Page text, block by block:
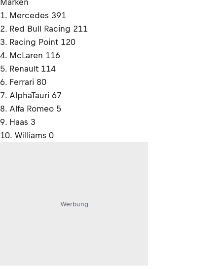
Marken
1. Mercedes 391
2. Red Bull Racing 211
3. Racing Point 120
4. McLaren 116
5. Renault 114
6. Ferrari 80
7. AlphaTauri 67
8. Alfa Romeo 5
9. Haas 3
10. Williams 0
Werbung